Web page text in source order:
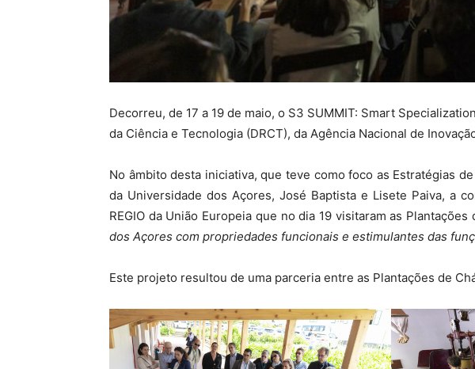
Decorreu, de 17 a 19 de maio, o S3 SUMMIT: Smart
da Ciência e Tecnologia (DRCT), da Agência Nacional de
No âmbito desta iniciativa, que teve como foco as Estratégias
da Universidade dos Açores, José Baptista e Lisete Paiva, a
REGIO da União Europeia que no dia 19 visitaram as
dos Açores com propriedades funcionais e estimulantes das
Este projeto resultou de uma parceria entre as Plantações de